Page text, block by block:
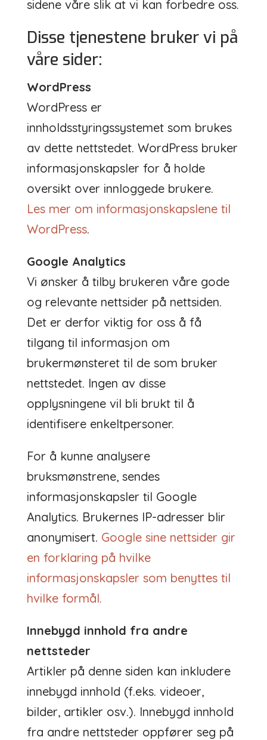
sidene våre slik at vi kan forbedre oss.
Disse tjenestene bruker vi på
våre sider:
WordPress
WordPress er
innholdsstyringssystemet som brukes
av dette nettstedet. WordPress bruker
informasjonskapsler for å holde
oversikt over innloggede brukere.
Les mer om informasjonskapslene til
WordPress.
Google Analytics
Vi ønsker å tilby brukeren våre gode
og relevante nettsider på nettsiden.
Det er derfor viktig for oss å få
tilgang til informasjon om
brukermønsteret til de som bruker
nettstedet. Ingen av disse
opplysningene vil bli brukt til å
identifisere enkeltpersoner.
For å kunne analysere
bruksmønstrene, sendes
informasjonskapsler til Google
Analytics. Brukernes IP-adresser blir
anonymisert. Google sine nettsider gir
en forklaring på hvilke
informasjonskapsler som benyttes til
hvilke formål.
Innebygd innhold fra andre
nettsteder
Artikler på denne siden kan inkludere
innebygd innhold (f.eks. videoer,
bilder, artikler osv.). Innebygd innhold
fra andre nettsteder oppfører seg på